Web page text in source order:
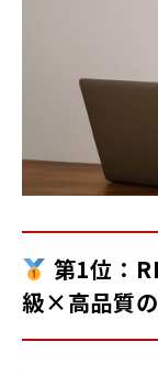
第1位：
級×高品質の